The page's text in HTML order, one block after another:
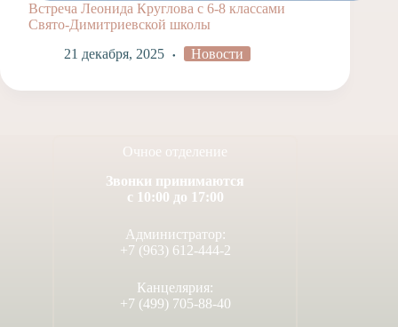
Встреча Леонида Круглова с 6-8 классами
Свято-Димитриевской школы
21 декабря, 2025
Новости
Очное отделение
Звонки принимаются
с 10:00 до 17:00
Администратор:
+7 (963) 612-444-2
Канцелярия:
+7 (499) 705-88-40